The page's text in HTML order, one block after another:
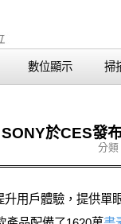
數位顯示 掃
SONY於CES發
分
用戶體驗，提供